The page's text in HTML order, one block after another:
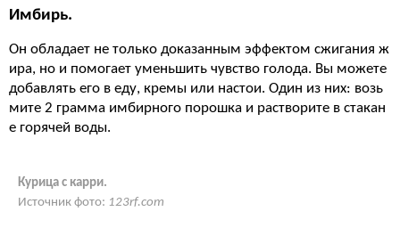
Имбирь.
Он обладает не только доказанным эффектом сжигания ж
ира, но и помогает уменьшить чувство голода. Вы можете
добавлять его в еду, кремы или настои. Один из них: возь
мите 2 грамма имбирного порошка и растворите в стакан
е горячей воды.
Курица с карри.
Источник фото: 123rf.com